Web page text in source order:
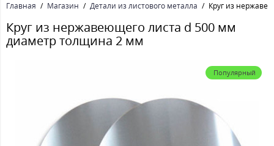
Главная Магазин Детали из листового металла Круг из
Круг из нержавеющего листа d 500 мм
диаметр толщина 2 мм
Популярный